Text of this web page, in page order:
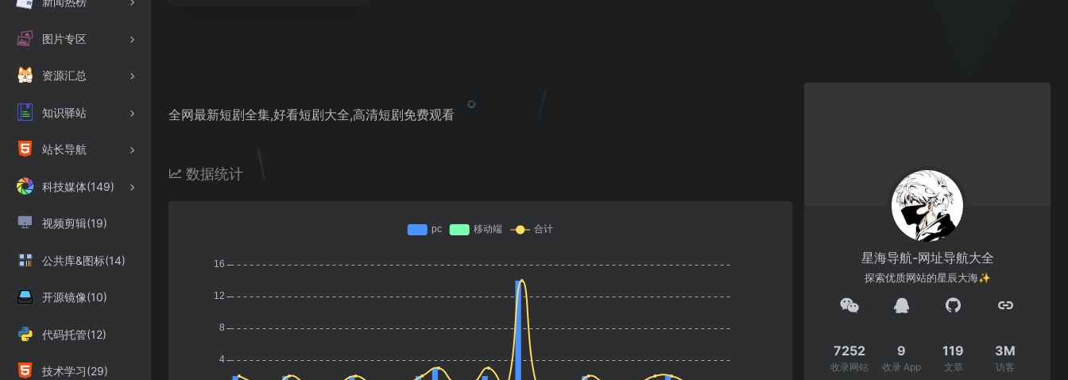
图片专区
资源汇总
知识驿站
站长导航
科技媒体(149)
视频剪辑(19)
公共库&图标(14)
开源镜像(10)
代码托管(12)
技术学习(29)
全网最新短剧全集,好看短剧大全,高清短剧免费观看
数据统计
星海导航-网址导航大全
探索优质网站的星辰大海✨
7252
收录网站
9
收录 App
119
文章
3M
访客